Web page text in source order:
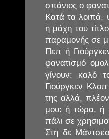
σπάνιος ο
Κατά τα λοιπά,
η μάχη του
παραμονής σε
Πεπ ή
φανατισμό
γίνουν: καλό
Γιούργκεν
της αλλά,
μου: ή τώρα, ή
πάλι σε
Στη δε